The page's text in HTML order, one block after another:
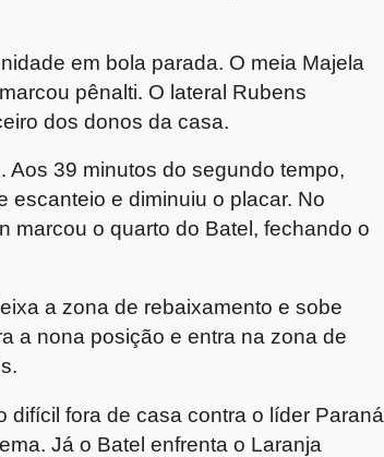
em bola parada. O meia Majela
pênalti. O lateral Rubens
dos donos da casa.
Aos 39 minutos do segundo tempo,
e diminuiu o placar. No
marcou o quarto do Batel, fechando o
a zona de rebaixamento e sobe
a nona posição e entra na zona de
difícil fora de casa contra o líder Paraná
Já o Batel enfrenta o Laranja